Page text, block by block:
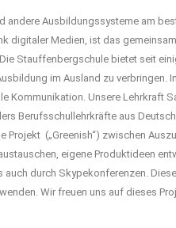
andere Ausbildungssysteme am
digitaler Medien, ist das
Stauffenbergschule bietet seit
im Ausland zu
Kommunikation. Unsere Lehrkraft
Berufsschullehrkräfte aus
Projekt („Greenish“) zwischen
eigene Produktideen
durch Skypekonferenzen.
Wir freuen uns auf dieses